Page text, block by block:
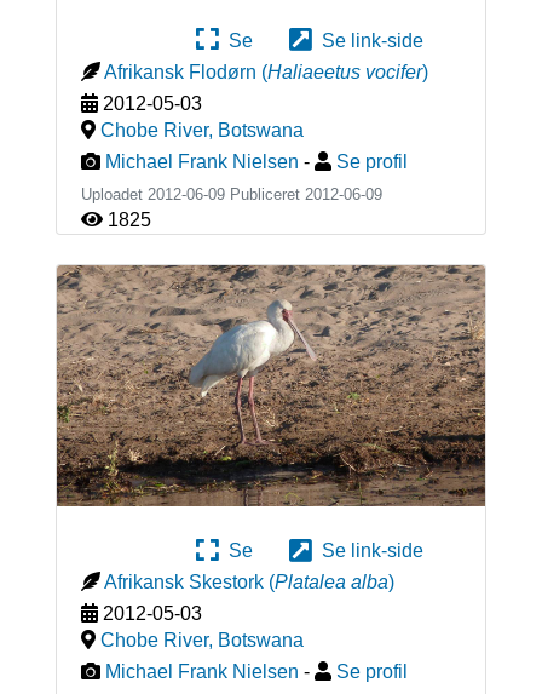
Se
Se link-side
Afrikansk Flodørn (Haliaeetus vocifer)
2012-05-03
Chobe River, Botswana
Michael Frank Nielsen - Se profil
Uploadet 2012-06-09 Publiceret 2012-06-09
1825
Se
Se link-side
Afrikansk Skestork (Platalea alba)
2012-05-03
Chobe River, Botswana
Michael Frank Nielsen - Se profil